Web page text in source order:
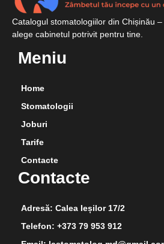
Catalogul stomatologiilor din Chișinău
alege cabinetul potrivit pentru tine.
Meniu
Home
Stomatologii
Joburi
Tarife
Contacte
Contacte
Adresă: Calea Ieșilor 17/2
Telefon: +373 79 953 912